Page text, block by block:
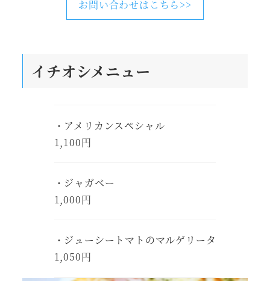
お問い合わせはこちら>>
イチオシメニュー
・アメリカンスペシャル
1,100円
・ジャガベー
1,000円
・ジューシートマトのマルゲリータ
1,050円